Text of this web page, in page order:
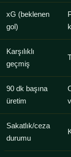
xG (beklenen
gol)
Karşılıklı
geçmiş
90 dk başına
üretim
Sakatlık/ceza
durumu